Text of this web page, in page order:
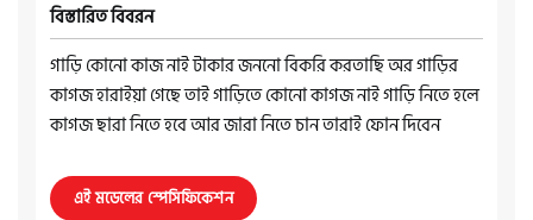
বিস্তারিত বিবরন
গাড়ি কোনো কাজ নাই টাকার জননো বিকরি করতাছি অর গাড়ির
কাগজ হারাইয়া গেছে তাই গাড়িতে কোনো কাগজ নাই গাড়ি নিতে হলে
কাগজ ছারা নিতে হবে আর জারা নিতে চান তারাই ফোন দিবেন
এই মডেলের স্পেসিফিকেশন